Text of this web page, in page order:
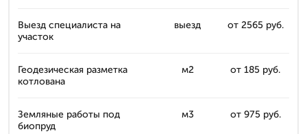
Выезд специалиста на
участок
выезд от 2565 руб.
Геодезическая разметка
котлована
м2 от 185 руб.
Земляные работы под
биопруд
м3 от 975 руб.